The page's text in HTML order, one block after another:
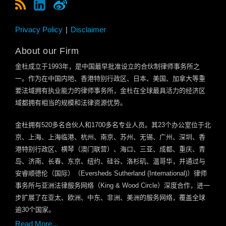
Privacy Policy Disclaimer
About our Firm
金杜成立于1993年，是中国最早批准设立的合伙制律师事务所之
一。作为在中国内地、香港特别行政区、日本、美国、加拿大等重
要法域拥有执业能力的律师事务所，金杜在全球最具活力的经济区
域都拥有相当的规模和法律资源优势。
金杜拥有520多名合伙人和 1700多名专业人员。其23个办公室位于北
京、上海、上海临港、杭州、南京、苏州、无锡、广州、深圳、香
港特别行政区、横琴（澳门联营）、海口、三亚、成都、重庆、青
岛、济南、长春、东京、纽约、硅谷、洛杉矶、温哥华，并通过与
安睿顺德伦（国际）（ Eversheds Sutherland (International)）律师
事务所与亚洲法律服务网络（ King & Wood Circle）深度合作，进一
步扩展了在亚太、欧洲、中东、非洲、美洲的服务网络，覆盖全球
逾30个国家。
Read More...